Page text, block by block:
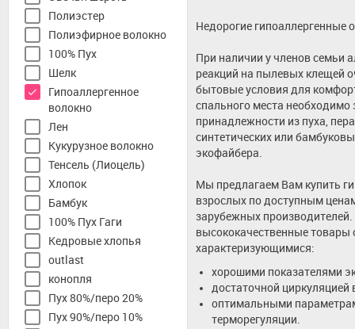
Полиэстер
Полиэфирное волокно
100% Пух
Шелк
Гипоаллергенное
волокно
Лен
Кукурузное волокно
Тенсель (Лиоцель)
Хлопок
Бамбук
100% Пух Гаги
Кедровые хлопья
outlast
конопля
Пух 80%/перо 20%
Пух 90%/перо 10%
Недорогие гипоаллергенные
При наличии у членов семьи
реакций на пылевых клещей
бытовые условия для
спального места необходимо
принадлежности из пуха,
синтетических или
экофайбера.
Мы предлагаем Вам купить
взрослых по доступным
зарубежных
высококачественные товары
характеризующимися:
хорошими показателями
достаточной циркуляцией
оптимальными
терморегуляции.